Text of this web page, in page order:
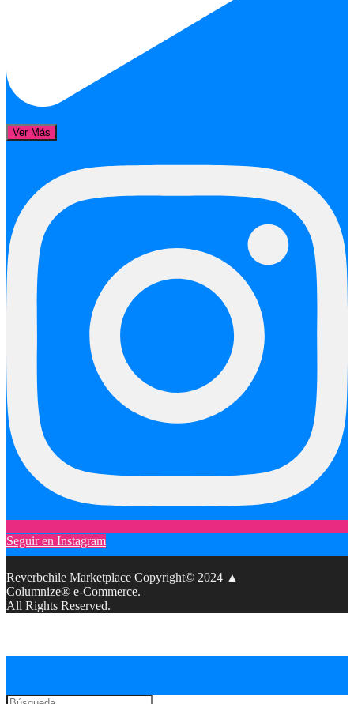
Ver Más
Seguir en Instagram
Reverbchile Marketplace Copyright© 2024 ▲
Columnize® e-Commerce.
All Rights Reserved.